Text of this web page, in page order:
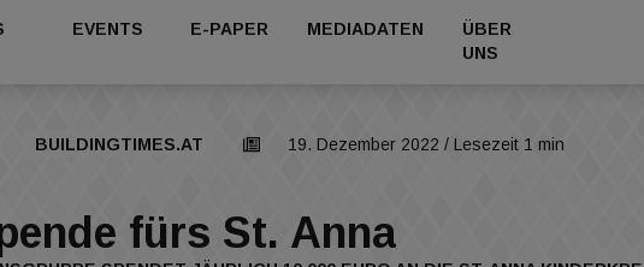
EVENTS E-PAPER MEDIADATEN
ÜBER
UNS
BUILDINGTIMES.AT 19. Dezember 2022 / Lesezeit 1 min
fürs St. Anna